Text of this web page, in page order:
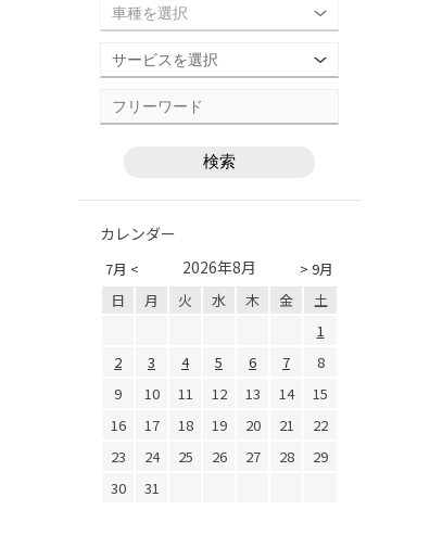
カレンダー
7月 < > 9月
2026年8月
日 月 火 水 木 金
土
1
2
3 4 5 6 7
8
9
10 11 12 13 14
15
16
17 18 19 20 21
22
23
24 25 26 27 28
29
30
31